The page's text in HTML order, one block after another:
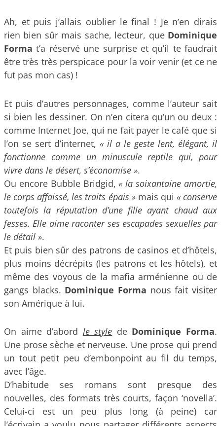
Ah, et puis j’allais oublier le final ! Je n’en dirais
rien bien sûr mais sache, lecteur, que Dominique
Forma t’a réservé une surprise et qu’il te faudrait
être très très perspicace pour la voir venir (et ce ne
fut pas mon cas) !
Et puis d’autres personnages, comme l’auteur sait
si bien les dessiner. On n’en citera qu’un ou deux :
comme Internet Joe, qui ne fait payer le café que si
l’on se sert d’internet, « il a le geste lent, élégant, il
fonctionne comme un minuscule reptile qui, pour
vivre dans le désert, s’économise ».
Ou encore Bubble Bridgid,« la soixantaine amortie,
le corps affaissé, les traits épais » mais qui « conserve
toutefois la réputation d’une fille ayant chaud aux
fesses. Elle aime raconter ses escapades sexuelles par
le détail ».
Et puis bien sûr des patrons de casinos et d’hôtels,
plus moins décrépits (les patrons et les hôtels), et
même des voyous de la mafia arménienne ou de
gangs blacks. Dominique Forma nous fait visiter
son Amérique à lui.
On aime d’abord le style de Dominique Forma.
Une prose sèche et nerveuse. Une prose qui prend
un tout petit peu d’embonpoint au fil du temps,
avec l’âge.
D’habitude ses romans sont presque des
nouvelles, des formats très courts, façon ‘novella’.
Celui-ci est un peu plus long (à peine) car